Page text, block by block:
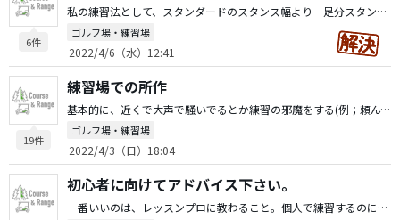
6件
私の練習法として、スタンダードのスタンス幅より一足分スタンスを広くとりハーフショットでの練習を行います。キツメの傾斜を想定するなら、プラスボール１つ分遠く立ちハーフショットでの球打ちをします。
ゴルフ場・練習場
2022/4/6（水）12:41
19件
練習場での所作
基本的に、近くで大声で騒いでるとか練習の邪魔をする(例；頼んでもないのにレッスンしたがる)等のことがない限り難しいと思います。直近のイイ方法として、御自身がウォークマン(表現が古くて申し訳ない)等をヘッドフォン等で聴きながら練習するとか策を考えてみたらいかがでしょうか？
ゴルフ場・練習場
2022/4/3（日）18:04
初心者に向けてアドバイス下さい。
一番いいのは、レッスンプロに教わること。個人で練習するのに最短的練習方法は９番アイアンと7番アイアンでハーフスイングで練習すること飛距離は気にしなくていいかわりに、極力同じところに打てるようになること。これが一番やさしそうで難しい練習だと思います。